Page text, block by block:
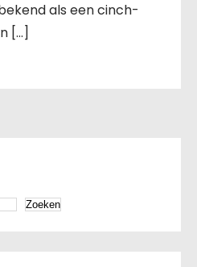
als een cinch-
[…]
Zoeken